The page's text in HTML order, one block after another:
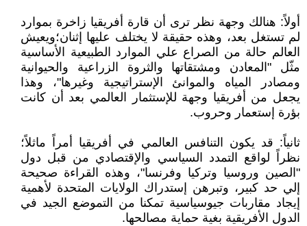
أولاً: هنالك وجهة نظر ترى أن قارة أفريقيا زاخرة بموارد
لم تستغل بعد، وهذه حقيقة لا يختلف عليها إثنان؛ويعيش
العالم حالة من الصراع علي الموارد الطبيعية الأساسية
مثّل "المعادن ومشتقاتها والثروة الزراعية والحيوانية
ومصادر المياه والموانئ الإستراتيجية وغيرها"، وهذا
يجعل من أفريقيا وجهة للإستثمار العالمي بعد أن كانت
بؤرة إستعمار وحروب.
ثانياً: قد يكون التنافس العالمي في أفريقيا أمراً ماثلاً؛
نظراً لواقع التمدد السياسي والإقتصادي من قبل دول
"الصين وروسيا وتركيا وفرنسا"، وهذه القراءة صحيحة
إلي حد كبير، وتبرهن إستدراك الولايات المتحدة لأهمية
إيجاد مقاربات جيوسياسية تمكنا من التموضع الجيد في
الدول الأفريقية بغية حماية مصالحها.